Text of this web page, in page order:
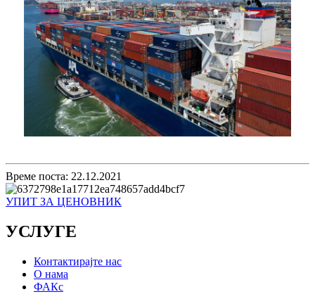
Време поста: 22.12.2021
УПИТ ЗА ЦЕНОВНИК
УСЛУГЕ
Контактирајте нас
О нама
ФАКс